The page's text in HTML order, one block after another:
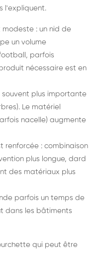
l'expliquent.
: un nid de
un volume
parfois
nécessaire est en
souvent plus importante
Le matériel
nacelle) augmente
renforcée : combinaison
plus longue, dard
des matériaux plus
parfois un temps de
dans les bâtiments
qui peut être